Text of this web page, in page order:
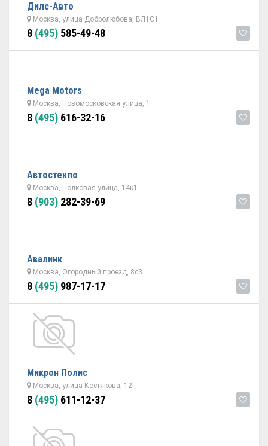
Дилс-Авто
Москва, улица Добролюбова, ВЛ1С1
8 (495) 585-49-48
Mega Motors
Москва, Новомосковская улица, 1
8 (495) 616-32-16
Автостекло
Москва, Полковая улица, 14к1
8 (903) 282-39-69
Авалинк
Москва, Огородный проезд, 8с3
8 (495) 987-17-17
Микрон Полис
Москва, улица Костякова, 12
8 (495) 611-12-37